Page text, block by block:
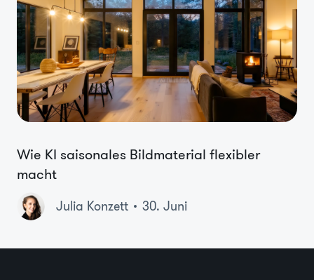
Wie KI saisonales Bildmaterial flexibler
macht
Julia Konzett 30. Juni